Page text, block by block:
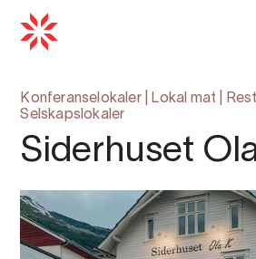
Konferanselokaler| Lokal mat
Selskapslokaler
Siderhuset